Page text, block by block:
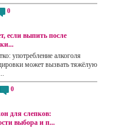
0
если выпить после
употребление алкоголя
может вызвать тяжёлую
0
для слепков:
выбора и п...